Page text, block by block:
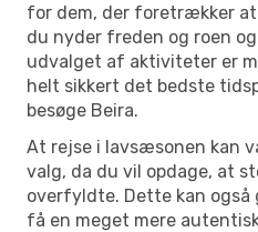
for dem, der foretrækker at
du nyder freden og roen
udvalget af aktiviteter er
helt sikkert det bedste
besøge Beira.
At rejse i lavsæsonen kan
valg, da du vil opdage, at
overfyldte. Dette kan
få en meget mere